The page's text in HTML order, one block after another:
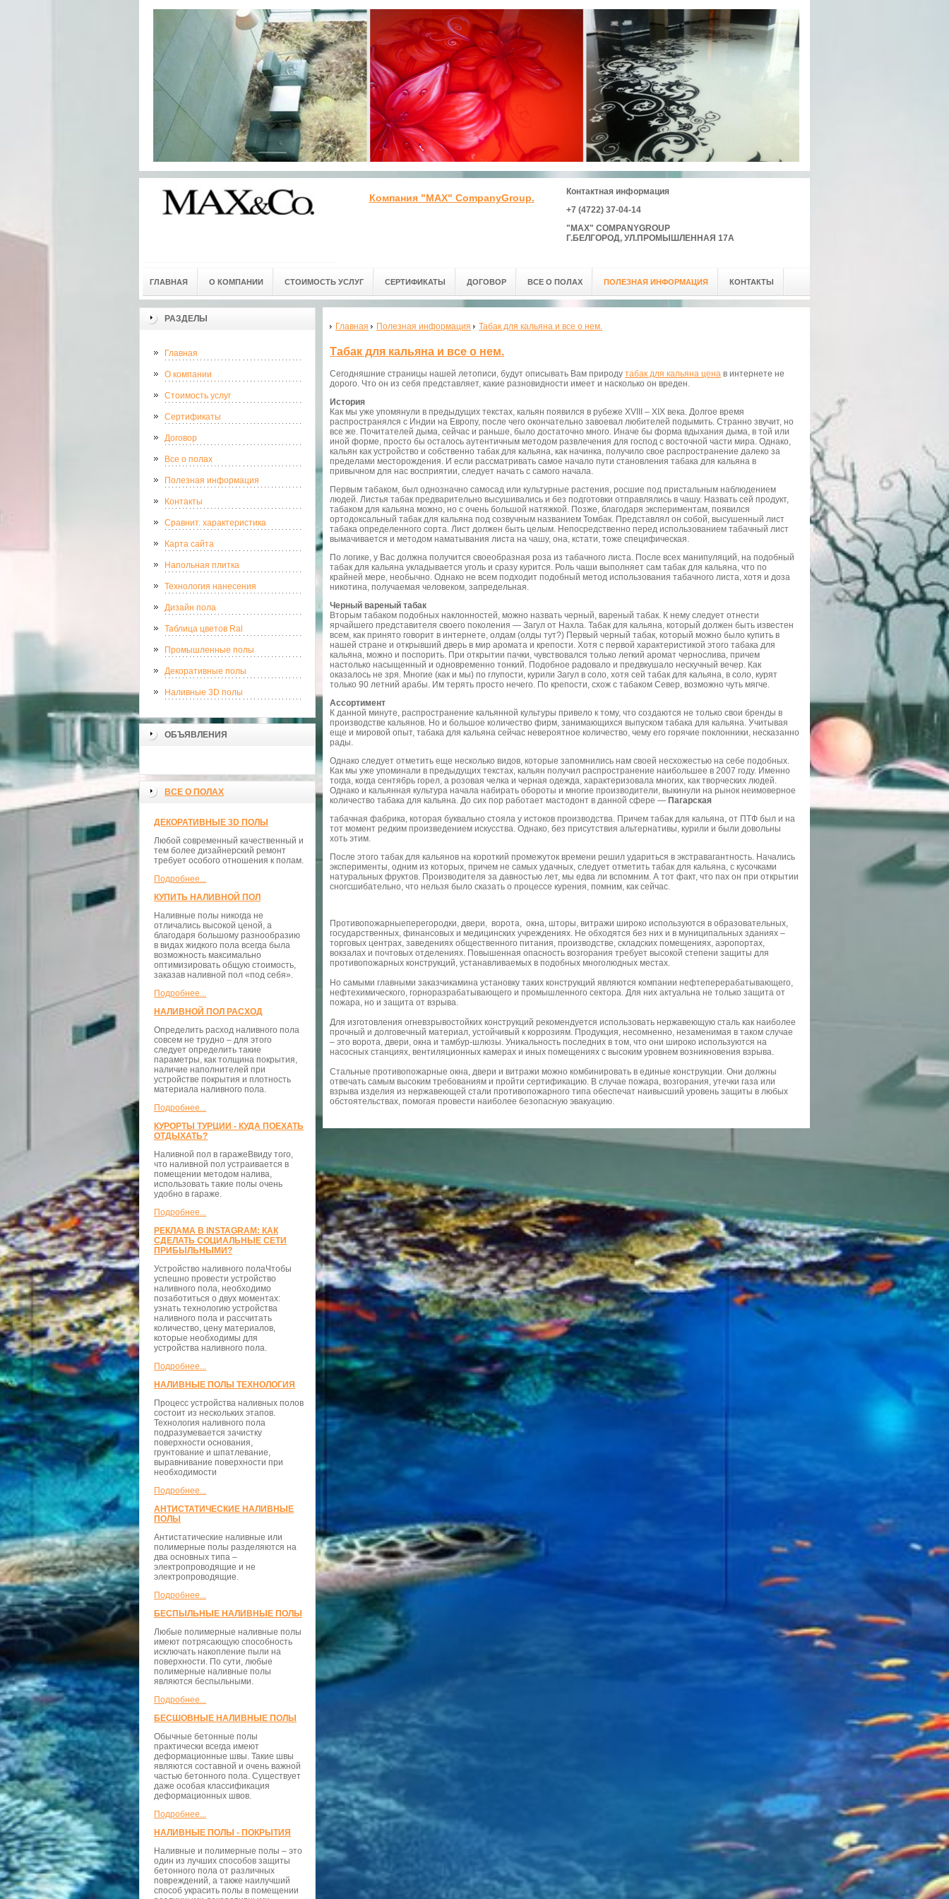
Компания "MAX" CompanyGroup.
Контактная информация
+7 (4722) 37-04-14
"MAX" COMPANYGROUP
Г.БЕЛГОРОД, УЛ.ПРОМЫШЛЕННАЯ 17А
ГЛАВНАЯ О КОМПАНИИ СТОИМОСТЬ УСЛУГ СЕРТИФИКАТЫ ДОГОВОР ВСЕ О ПОЛАХ ПОЛЕЗНАЯ ИНФОРМАЦИЯ КОНТАКТЫ
РАЗДЕЛЫ
Главная
О компании
Стоимость услуг
Сертификаты
Договор
Все о полах
Полезная информация
Контакты
Сравнит. характеристика
Карта сайта
Напольная плитка
Технология нанесения
Дизайн пола
Таблица цветов Ral
Промышленные полы
Декоративные полы
Наливные 3D полы
ОБЪЯВЛЕНИЯ
ВСЕ О ПОЛАХ
ДЕКОРАТИВНЫЕ 3D ПОЛЫ
Любой современный качественный и
тем более дизайнерский ремонт
требует особого отношения к полам.
Подробнее...
КУПИТЬ НАЛИВНОЙ ПОЛ
Наливные полы никогда не
отличались высокой ценой, а
благодаря большому разнообразию
в видах жидкого пола всегда была
возможность максимально
оптимизировать общую стоимость,
заказав наливной пол «под себя».
Подробнее...
НАЛИВНОЙ ПОЛ РАСХОД
Определить расход наливного пола
совсем не трудно – для этого
следует определить такие
параметры, как толщина покрытия,
наличие наполнителей при
устройстве покрытия и плотность
материала наливного пола.
Подробнее...
КУРОРТЫ ТУРЦИИ - КУДА ПОЕХАТЬ
ОТДЫХАТЬ?
Наливной пол в гаражеВвиду того,
что наливной пол устраивается в
помещении методом налива,
использовать такие полы очень
удобно в гараже.
Подробнее...
РЕКЛАМА В INSTAGRAM: КАК
СДЕЛАТЬ СОЦИАЛЬНЫЕ СЕТИ
ПРИБЫЛЬНЫМИ?
Устройство наливного полаЧтобы
успешно провести устройство
наливного пола, необходимо
позаботиться о двух моментах:
узнать технологию устройства
наливного пола и рассчитать
количество, цену материалов,
которые необходимы для
устройства наливного пола.
Подробнее...
НАЛИВНЫЕ ПОЛЫ ТЕХНОЛОГИЯ
Процесс устройства наливных полов
состоит из нескольких этапов.
Технология наливного пола
подразумевается зачистку
поверхности основания,
грунтование и шпатлевание,
выравнивание поверхности при
необходимости
Подробнее...
АНТИСТАТИЧЕСКИЕ НАЛИВНЫЕ
ПОЛЫ
Антистатические наливные или
полимерные полы разделяются на
два основных типа –
электропроводящие и не
электропроводящие.
Подробнее...
БЕСПЫЛЬНЫЕ НАЛИВНЫЕ ПОЛЫ
Любые полимерные наливные полы
имеют потрясающую способность
исключать накопление пыли на
поверхности. По сути, любые
полимерные наливные полы
являются беспыльными.
Подробнее...
БЕСШОВНЫЕ НАЛИВНЫЕ ПОЛЫ
Обычные бетонные полы
практически всегда имеют
деформационные швы. Такие швы
являются составной и очень важной
частью бетонного пола. Существует
даже особая классификация
деформационных швов.
Подробнее...
НАЛИВНЫЕ ПОЛЫ - ПОКРЫТИЯ
Наливные и полимерные полы – это
один из лучших способов защиты
бетонного пола от различных
повреждений, а также наилучший
способ украсить полы в помещении
Главная Полезная информация Табак для кальяна и все о нем.
Табак для кальяна и все о нем.
Сегодняшние страницы нашей летописи, будут описывать Вам природу табак для кальяна цена в интернете не
дорого. Что он из себя представляет, какие разновидности имеет и насколько он вреден.
История
Как мы уже упомянули в предыдущих текстах, кальян появился в рубеже XVIII – XIX века. Долгое время
распространялся с Индии на Европу, после чего окончательно завоевал любителей подымить. Странно звучит, но
все же. Почитателей дыма, сейчас и раньше, было достаточно много. Иначе бы форма вдыхания дыма, в той или
иной форме, просто бы осталось аутентичным методом развлечения для господ с восточной части мира. Однако,
кальян как устройство и собственно табак для кальяна, как начинка, получило свое распространение далеко за
пределами месторождения. И если рассматривать самое начало пути становления табака для кальяна в
привычном для нас восприятии, следует начать с самого начала.
Первым табаком, был однозначно самосад или культурные растения, росшие под пристальным наблюдением
людей. Листья табак предварительно высушивались и без подготовки отправлялись в чашу. Назвать сей продукт,
табаком для кальяна можно, но с очень большой натяжкой. Позже, благодаря экспериментам, появился
ортодоксальный табак для кальяна под созвучным названием Томбак. Представлял он собой, высушенный лист
табака определенного сорта. Лист должен быть целым. Непосредственно перед использованием табачный лист
вымачивается и методом наматывания листа на чашу, она, кстати, тоже специфическая.
По логике, у Вас должна получится своеобразная роза из табачного листа. После всех манипуляций, на подобный
табак для кальяна укладывается уголь и сразу курится. Роль чаши выполняет сам табак для кальяна, что по
крайней мере, необычно. Однако не всем подходит подобный метод использования табачного листа, хотя и доза
никотина, получаемая человеком, запредельная.
Черный вареный табак
Вторым табаком подобных наклонностей, можно назвать черный, вареный табак. К нему следует отнести
ярчайшего представителя своего поколения — Загул от Нахла. Табак для кальяна, который должен быть известен
всем, как принято говорит в интернете, олдам (олды тут?) Первый черный табак, который можно было купить в
нашей стране и открывший дверь в мир аромата и крепости. Хотя с первой характеристикой этого табака для
кальяна, можно и поспорить. При открытии пачки, чувствовался только легкий аромат чернослива, причем
настолько насыщенный и одновременно тонкий. Подобное радовало и предвкушало нескучный вечер. Как
оказалось не зря. Многие (как и мы) по глупости, курили Загул в соло, хотя сей табак для кальяна, в соло, курят
только 90 летний арабы. Им терять просто нечего. По крепости, схож с табаком Север, возможно чуть мягче.
Ассортимент
К данной минуте, распространение кальянной культуры привело к тому, что создаются не только свои бренды в
производстве кальянов. Но и большое количество фирм, занимающихся выпуском табака для кальяна. Учитывая
еще и мировой опыт, табака для кальяна сейчас невероятное количество, чему его горячие поклонники, несказанно
рады.
Однако следует отметить еще несколько видов, которые запомнились нам своей несхожестью на себе подобных.
Как мы уже упоминали в предыдущих текстах, кальян получил распространение наибольшее в 2007 году. Именно
тогда, когда сентябрь горел, а розовая челка и черная одежда, характеризовала многих, как творческих людей.
Однако и кальянная культура начала набирать обороты и многие производители, выкинули на рынок неимоверное
количество табака для кальяна. До сих пор работает мастодонт в данной сфере — Пагарская
табачная фабрика, которая буквально стояла у истоков производства. Причем табак для кальяна, от ПТФ был и на
тот момент редким произведением искусства. Однако, без присутствия альтернативы, курили и были довольны
хоть этим.
После этого табак для кальянов на короткий промежуток времени решил удариться в экстравагантность. Начались
эксперименты, одним из которых, причем не самых удачных, следует отметить табак для кальяна, с кусочками
натуральных фруктов. Производителя за давностью лет, мы едва ли вспомним. А тот факт, что пах он при открытии
сногсшибательно, что нельзя было сказать о процессе курения, помним, как сейчас.
Противопожарныеперегородки, двери, ворота, окна, шторы, витражи широко используются в образовательных,
государственных, финансовых и медицинских учреждениях. Не обходятся без них и в муниципальных зданиях –
торговых центрах, заведениях общественного питания, производстве, складских помещениях, аэропортах,
вокзалах и почтовых отделениях. Повышенная опасность возгорания требует высокой степени защиты для
противопожарных конструкций, устанавливаемых в подобных многолюдных местах.
Но самыми главными заказчикамина установку таких конструкций являются компании нефтеперерабатывающего,
нефтехимического, горноразрабатывающего и промышленного сектора. Для них актуальна не только защита от
пожара, но и защита от взрыва.
Для изготовления огневзрывостойких конструкций рекомендуется использовать нержавеющую сталь как наиболее
прочный и долговечный материал, устойчивый к коррозиям. Продукция, несомненно, незаменимая в таком случае
– это ворота, двери, окна и тамбур-шлюзы. Уникальность последних в том, что они широко используются на
насосных станциях, вентиляционных камерах и иных помещениях с высоким уровнем возникновения взрыва.
Стальные противопожарные окна, двери и витражи можно комбинировать в единые конструкции. Они должны
отвечать самым высоким требованиям и пройти сертификацию. В случае пожара, возгорания, утечки газа или
взрыва изделия из нержавеющей стали противопожарного типа обеспечат наивысший уровень защиты в любых
обстоятельствах, помогая провести наиболее безопасную эвакуацию.